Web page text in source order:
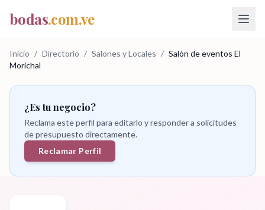
bodas.com.ve
Inicio / Directorio / Salones y Locales / Salón de eventos El
Morichal
¿Es tu negocio?
Reclama este perfil para editarlo y responder a solicitudes
de presupuesto directamente.
Reclamar Perfil